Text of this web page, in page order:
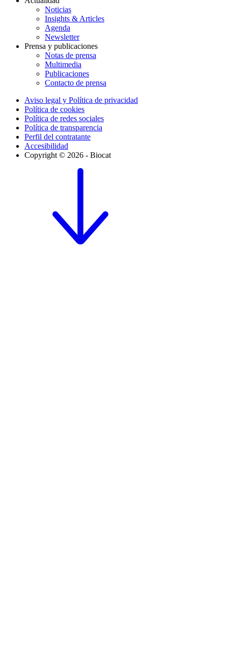
Noticias
Insights & Articles
Agenda
Newsletter
Prensa y publicaciones
Notas de prensa
Multimedia
Publicaciones
Contacto de prensa
Aviso legal y Política de privacidad
Política de cookies
Política de redes sociales
Política de transparencia
Perfil del contratante
Accesibilidad
Copyright © 2026 - Biocat